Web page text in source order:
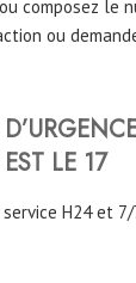
composez le
ou
LE 17
H24 et